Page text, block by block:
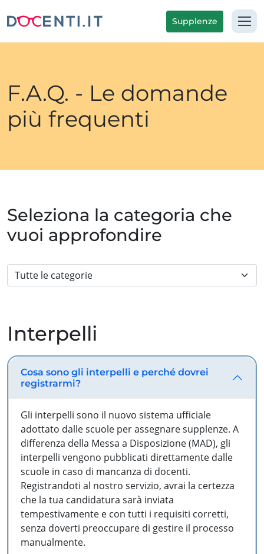
Supplenze
F.A.Q. - Le domande
più frequenti
Seleziona la categoria che
vuoi approfondire
Interpelli
Cosa sono gli interpelli e perché dovrei
registrarmi?
Gli interpelli sono il nuovo sistema ufficiale
adottato dalle scuole per assegnare supplenze. A
differenza della Messa a Disposizione (MAD), gli
interpelli vengono pubblicati direttamente dalle
scuole in caso di mancanza di docenti.
Registrandoti al nostro servizio, avrai la certezza
che la tua candidatura sarà inviata
tempestivamente e con tutti i requisiti corretti,
senza doverti preoccupare di gestire il processo
manualmente.